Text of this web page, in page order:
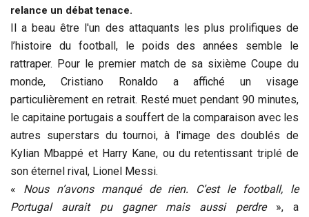
relance un débat tenace.
Il a beau être l'un des attaquants les plus prolifiques de
l’histoire du football, le poids des années semble le
rattraper. Pour le premier match de sa sixième Coupe du
monde, Cristiano Ronaldo a affiché un visage
particulièrement en retrait. Resté muet pendant 90 minutes,
le capitaine portugais a souffert de la comparaison avec les
autres superstars du tournoi, à l'image des doublés de
Kylian Mbappé et Harry Kane, ou du retentissant triplé de
son éternel rival, Lionel Messi.
« Nous n’avons manqué de rien. C’est le football, le
Portugal aurait pu gagner mais aussi perdre», a